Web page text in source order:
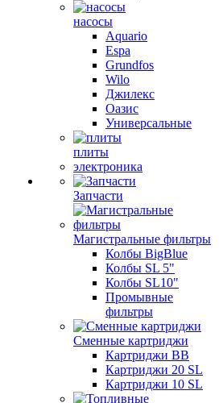
насосы
Aquario
Espa
Grundfos
Wilo
Джилекс
Оазис
Универсальные
плиты
электроника
Запчасти
Магистральные фильтры
Колбы BigBlue
Колбы SL 5"
Колбы SL10"
Промывные
фильтры
Сменные картриджи
Картриджи BB
Картриджи 20 SL
Картриджи 10 SL